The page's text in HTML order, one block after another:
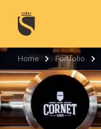
Home Portfolio